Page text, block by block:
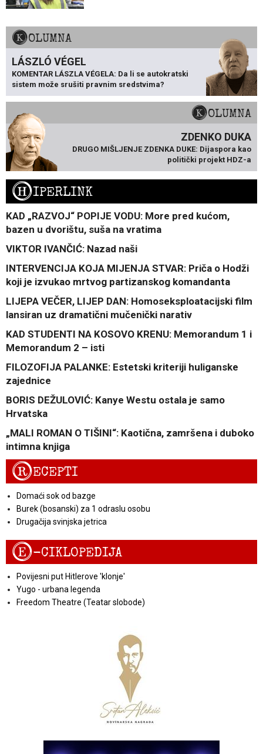
KOLUMNA
LÁSZLÓ VÉGEL
KOMENTAR LÁSZLA VÉGELA: Da li se autokratski
sistem može srušiti pravnim sredstvima?
KOLUMNA
ZDENKO DUKA
DRUGO MIŠLJENJE ZDENKA DUKE: Dijaspora kao
politički projekt HDZ-a
HIPERLINK
KAD „RAZVOJ“ POPIJE VODU: More pred kućom,
bazen u dvorištu, suša na vratima
VIKTOR IVANČIĆ: Nazad naši
INTERVENCIJA KOJA MIJENJA STVAR: Priča o Hodži
koji je izvukao mrtvog partizanskog komandanta
LIJEPA VEČER, LIJEP DAN: Homoseksploatacijski film
lansiran uz dramatični mučenički narativ
KAD STUDENTI NA KOSOVO KRENU: Memorandum 1 i
Memorandum 2 – isti
FILOZOFIJA PALANKE: Estetski kriteriji huliganske
zajednice
BORIS DEŽULOVIĆ: Kanye Westu ostala je samo
Hrvatska
„MALI ROMAN O TIŠINI“: Kaotična, zamršena i duboko
intimna knjiga
RECEPTI
Domaći sok od bazge
Burek (bosanski) za 1 odraslu osobu
Drugačija svinjska jetrica
E-CIKLOPEDIJA
Povijesni put Hitlerove 'klonje'
Yugo - urbana legenda
Freedom Theatre (Teatar slobode)